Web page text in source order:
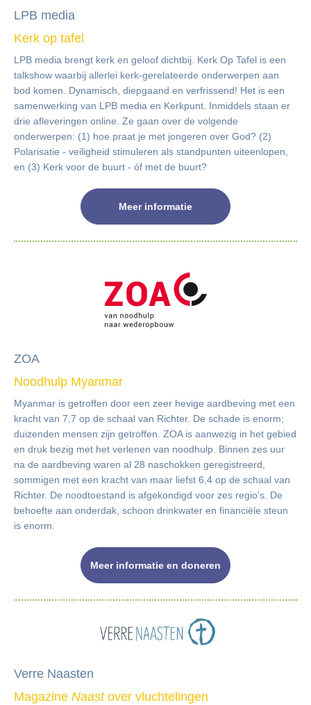
LPB media
Kerk op tafel
LPB media brengt kerk en geloof dichtbij. Kerk Op Tafel is een
talkshow waarbij allerlei kerk-gerelateerde onderwerpen aan
bod komen. Dynamisch, diepgaand en verfrissend! Het is een
samenwerking van LPB media en Kerkpunt. Inmiddels staan er
drie afleveringen online. Ze gaan over de volgende
onderwerpen: (1) hoe praat je met jongeren over God? (2)
Polarisatie - veiligheid stimuleren als standpunten uiteenlopen,
en (3) Kerk voor de buurt - óf met de buurt?
Meer informatie
ZOA
Noodhulp Myanmar
Myanmar is getroffen door een zeer hevige aardbeving met een
kracht van 7,7 op de schaal van Richter. De schade is enorm;
duizenden mensen zijn getroffen. ZOA is aanwezig in het gebied
en druk bezig met het verlenen van noodhulp. Binnen zes uur
na de aardbeving waren al 28 naschokken geregistreerd,
sommigen met een kracht van maar liefst 6,4 op de schaal van
Richter. De noodtoestand is afgekondigd voor zes regio's. De
behoefte aan onderdak, schoon drinkwater en financiële steun
is enorm.
Meer informatie en doneren
Verre Naasten
Magazine Naast over vluchtelingen